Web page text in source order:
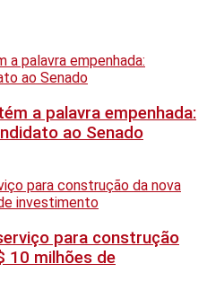
a palavra empenhada:
ao Senado
para construção
10 milhões de